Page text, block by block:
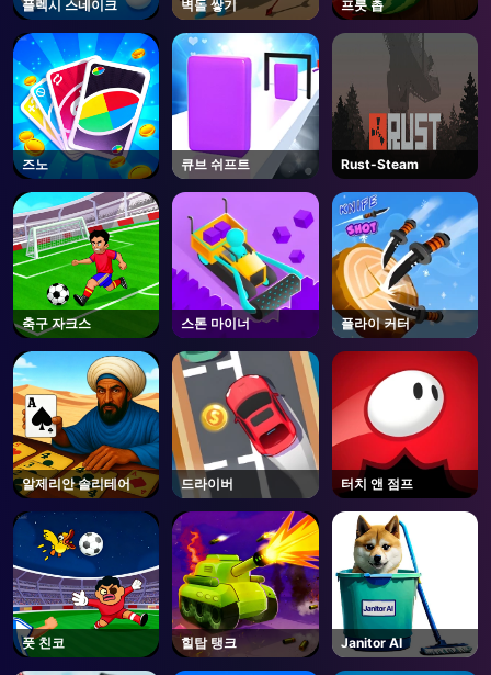
AD
플렉시 스네이크 벽돌 쌓기 프룻 촙
즈노 큐브 쉬프트 Rust-Steam
축구 자크스 스톤 마이너 플라이 커터
알제리안 솔리테어 드라이버 터치 앤 점프
풋 친코 힐탑 탱크 Janitor AI